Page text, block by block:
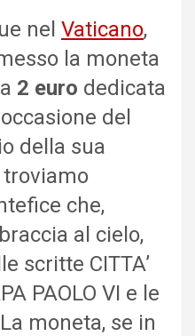
nel Vaticano,
la moneta
2 euro dedicata
del
della sua
che,
al cielo,
scritte CITTA’
PAOLO VI e le
moneta, se in